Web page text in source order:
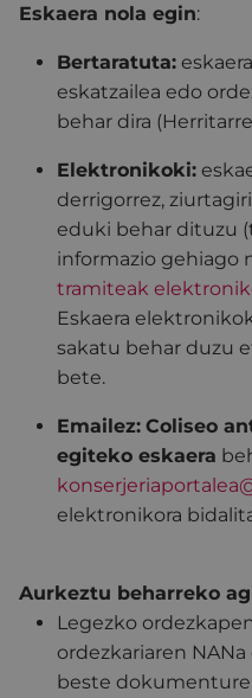
Eskaera nola egin:
Bertaratuta:
eskatzailea edo
behar dira
Elektronikoki:
derrigorrez,
eduki behar dituzu
informazio gehiago
tramiteak
Eskaera
sakatu behar duzu
bete.
Emailez: Coliseo
egiteko eskaera
elektronikora
Aurkeztu beharreko
Legezko
ordezkariaren
beste